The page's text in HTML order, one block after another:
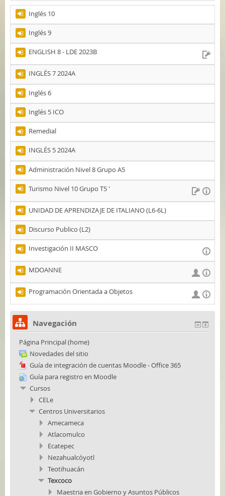
Inglés 10
Inglés 9
ENGLISH 8 - LDE 2023B
INGLÉS 7 2024A
Inglés 6
Inglés 5 ICO
Remedial
INGLÉS 5 2024A
Administración Nivel 8 Grupo A5
Turismo Nivel 10 Grupo T5 '
UNIDAD DE APRENDIZAJE DE ITALIANO (L6-6L)
Discurso Publico (L2)
Investigación II MASCO
MDOANNE
Programación Orientada a Objetos
Navegación
Página Principal (home)
Novedades del sitio
Guía de integración de cuentas Moodle - Office 365
Guía para registro en Moodle
Cursos
CELe
Centros Universitarios
Amecameca
Atlacomulco
Ecatepec
Nezahualcóyotl
Teotihuacán
Texcoco
Maestria en Gobierno y Asuntos Públicos